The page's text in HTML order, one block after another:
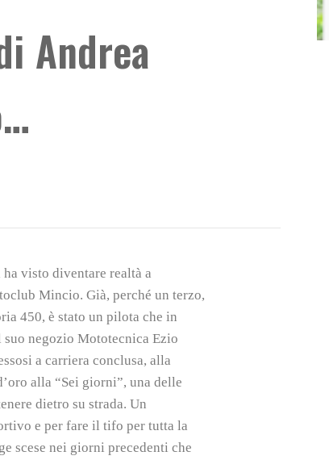
Andrea
visto diventare realtà a
Mincio. Già, perché un terzo,
450, è stato un pilota che in
negozio Mototecnica Ezio
a carriera conclusa, alla
alla “Sei giorni”, una delle
dietro su strada. Un
e per fare il tifo per tutta la
scese nei giorni precedenti che